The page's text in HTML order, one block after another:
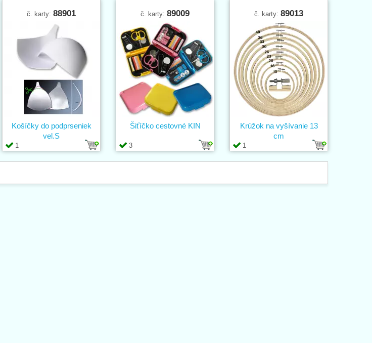
č. karty: 88901
1
Košíčky do podprseniek
vel.S
č. karty: 89009
3
Šiťíčko cestovné KIN
č. karty: 89013
1
Krúžok na vyšívanie 13
cm